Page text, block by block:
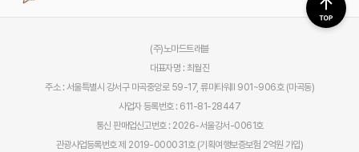
(주)노마드트래블
대표자명 : 최월진
주소 : 서울특별시 강서구 마곡중앙로 59-17, 류마타워Ⅱ 901~906호 (마곡동)
사업자 등록번호 : 611-81-28447
통신 판매업신고번호 : 2026-서울강서-0061호
관광사업등록번호 제 2019-000031호 (기획여행보증보험 2억원 가입)